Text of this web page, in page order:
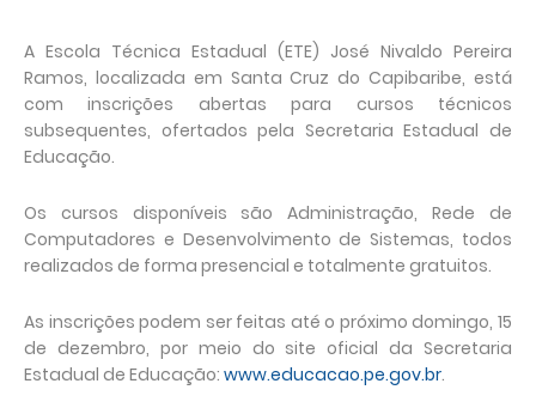
A Escola Técnica Estadual (ETE) José Nivaldo Pereira
Ramos, localizada em Santa Cruz do Capibaribe, está
com inscrições abertas para cursos técnicos
subsequentes, ofertados pela Secretaria Estadual de
Educação.
Os cursos disponíveis são Administração, Rede de
Computadores e Desenvolvimento de Sistemas, todos
realizados de forma presencial e totalmente gratuitos.
As inscrições podem ser feitas até o próximo domingo, 15
de dezembro, por meio do site oficial da Secretaria
Estadual de Educação: www.educacao.pe.gov.br.